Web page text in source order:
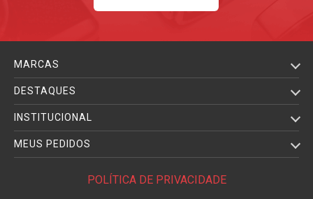
MARCAS
DESTAQUES
INSTITUCIONAL
MEUS PEDIDOS
POLÍTICA DE PRIVACIDADE